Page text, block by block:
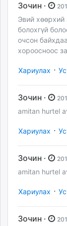
Зочин ·
Эвий
болохгүй
очсон
хороосноос
Хариулах ·
Зочин ·
amitan hurtel
Хариулах ·
Зочин ·
amitan hurtel
Хариулах ·
Зочин ·